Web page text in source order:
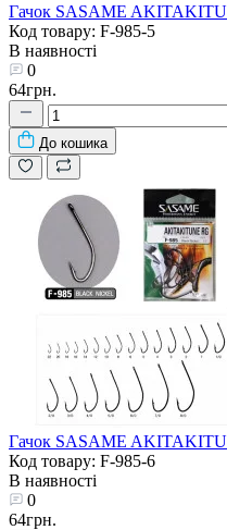
Гачок SASAME
Код товару: F-985-5
В наявності
0
64грн.
До кошика
Гачок SASAME
Код товару: F-985-6
В наявності
0
64грн.